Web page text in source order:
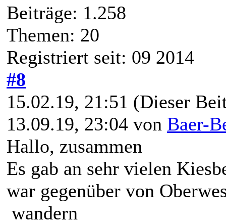
Beiträge: 1.258
Themen: 20
Registriert seit: 09 2014
#8
15.02.19, 21:51 (Dieser
13.09.19, 23:04 von Baer-
Hallo, zusammen
Es gab an sehr vielen
war gegenüber von
wandern